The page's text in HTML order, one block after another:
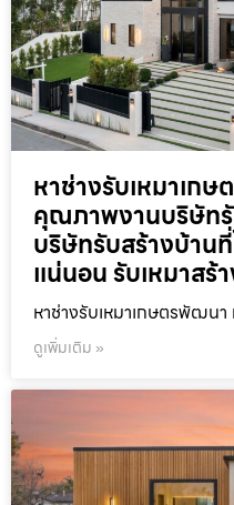
หาช่างรับเหมาเก
คุณภาพงานบริษัทรั
บริษัทรับสร้างบ้านที่
แน่นอน รับเหมาสร้
หาช่างรับเหมาเกษตรพัฒน
ดูเพิ่มเติม »